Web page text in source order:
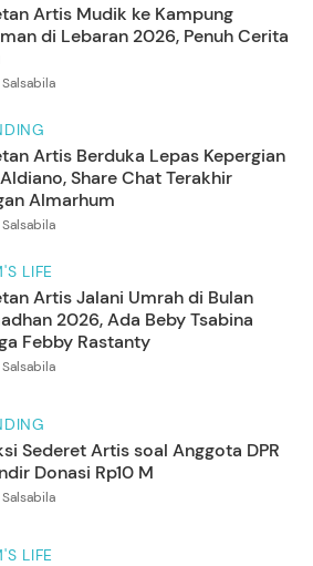
Artis Mudik ke Kampung
di Lebaran 2026, Penuh Cerita
Artis Berduka Lepas Kepergian
Share Chat Terakhir
Almarhum
LIFE
Artis Jalani Umrah di Bulan
2026, Ada Beby Tsabina
Febby Rastanty
Sederet Artis soal Anggota DPR
Donasi Rp10 M
LIFE